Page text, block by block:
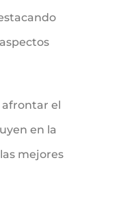
afrontar el
en la
mejores